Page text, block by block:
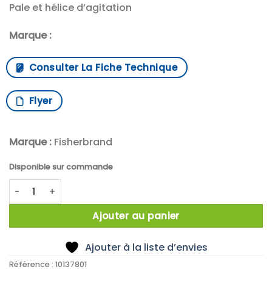
Pale et hélice d’agitation
Marque :
Consulter La Fiche Technique
Flyer
Marque : Fisherbrand
Disponible sur commande
quantité de Centrifugal stirrer PTFE 12x750EXx80 mm
Ajouter au panier
Ajouter à la liste d’envies
Référence : 10137801